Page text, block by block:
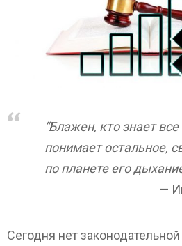
“Блажен, кто знает все
понимает остальное,
по планете его
Сегодня нет